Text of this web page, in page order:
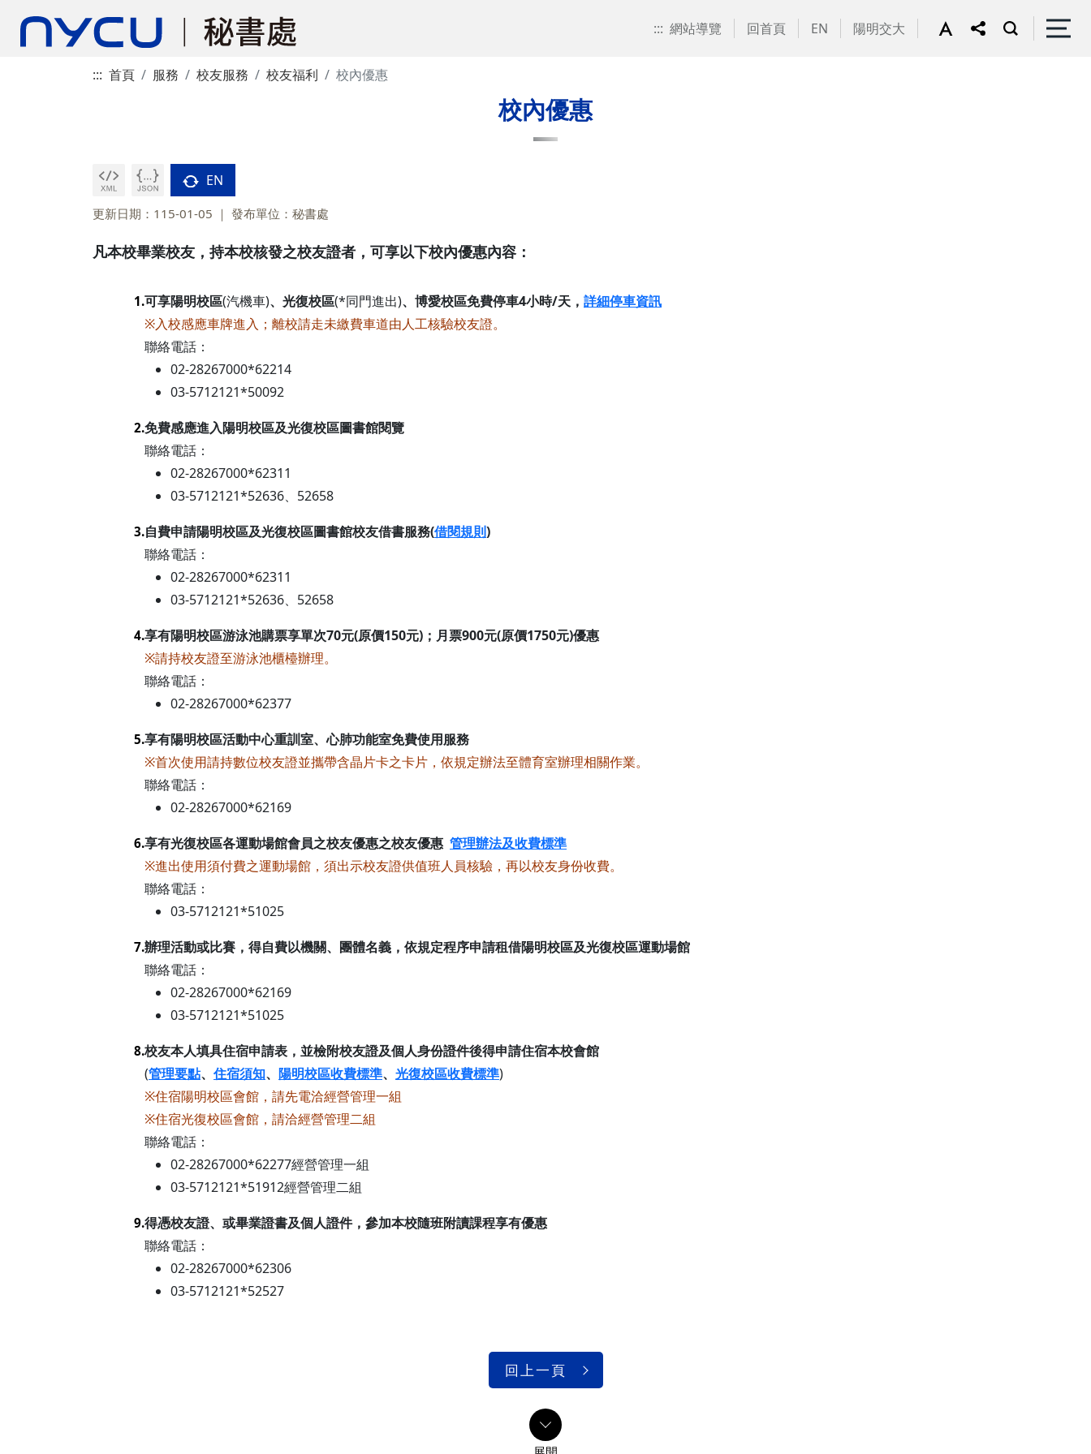
::: 網站導覽 回首頁 EN 陽明交大
::: 首頁 服務 校友服務 校友福利 校內優惠
校內優惠
EN
更新日期：115-01-05 發布單位：秘書處
凡本校畢業校友，持本校核發之校友證者，可享以下校內優惠內容：
1.可享陽明校區(汽機車)、光復校區(*同門進出)、博愛校區免費停車4小時/天， 詳細停車資訊
※入校感應車牌進入；離校請走未繳費車道由人工核驗校友證。
聯絡電話：
02-28267000*62214
03-5712121*50092
2.免費感應進入陽明校區及光復校區圖書館閱覽
聯絡電話：
02-28267000*62311
03-5712121*52636、52658
3.自費申請陽明校區及光復校區圖書館校友借書服務(借閱規則)
聯絡電話：
02-28267000*62311
03-5712121*52636、52658
4.享有陽明校區游泳池購票享單次70元(原價150元)；月票900元(原價1750元)優惠
※請持校友證至游泳池櫃檯辦理。
聯絡電話：
02-28267000*62377
5.享有陽明校區活動中心重訓室、心肺功能室免費使用服務
※首次使用請持數位校友證並攜帶含晶片卡之卡片，依規定辦法至體育室辦理相關作業。
聯絡電話：
02-28267000*62169
6.享有光復校區各運動場館會員之校友優惠之校友優惠 管理辦法及收費標準
※進出使用須付費之運動場館，須出示校友證供值班人員核驗，再以校友身份收費。
聯絡電話：
03-5712121*51025
7.辦理活動或比賽，得自費以機關、團體名義，依規定程序申請租借陽明校區及光復校區運動場館
聯絡電話：
02-28267000*62169
03-5712121*51025
8.校友本人填具住宿申請表，並檢附校友證及個人身份證件後得申請住宿本校會館
(管理要點、 住宿須知、 陽明校區收費標準、 光復校區收費標準)
※住宿陽明校區會館，請先電洽經營管理一組
※住宿光復校區會館，請洽經營管理二組
聯絡電話：
02-28267000*62277經營管理一組
03-5712121*51912經營管理二組
9.得憑校友證、或畢業證書及個人證件，參加本校隨班附讀課程享有優惠
聯絡電話：
02-28267000*62306
03-5712121*52527
回上一頁